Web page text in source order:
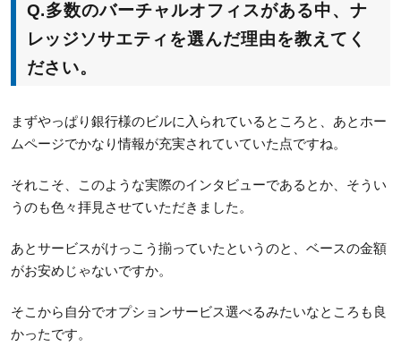
Q.多数のバーチャルオフィスがある中、ナ
レッジソサエティを選んだ理由を教えてく
ださい。
まずやっぱり銀行様のビルに入られているところと、あとホー
ムページでかなり情報が充実されていていた点ですね。
それこそ、このような実際のインタビューであるとか、そうい
うのも色々拝見させていただきました。
あとサービスがけっこう揃っていたというのと、ベースの金額
がお安めじゃないですか。
そこから自分でオプションサービス選べるみたいなところも良
かったです。